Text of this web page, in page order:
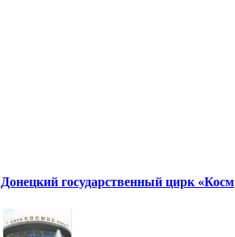
Донецкий государственный цирк «Косм